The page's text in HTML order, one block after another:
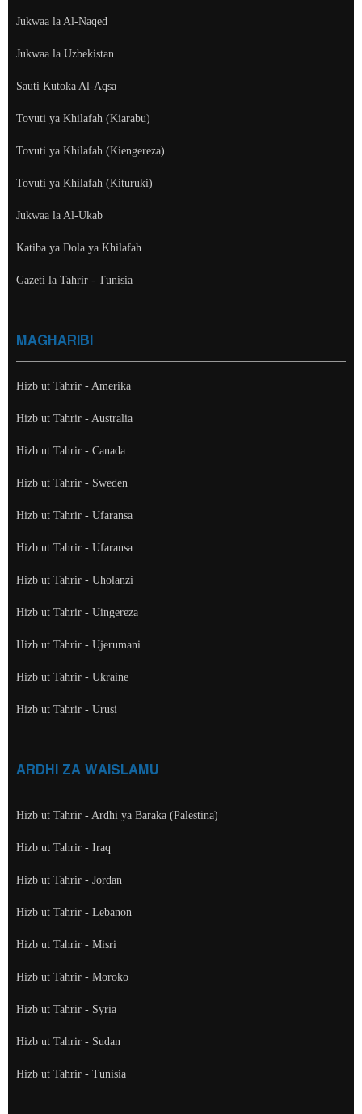
Jukwaa la Al-Naqed
Jukwaa la Uzbekistan
Sauti Kutoka Al-Aqsa
Tovuti ya Khilafah (Kiarabu)
Tovuti ya Khilafah (Kiengereza)
Tovuti ya Khilafah (Kituruki)
Jukwaa la Al-Ukab
Katiba ya Dola ya Khilafah
Gazeti la Tahrir - Tunisia
MAGHARIBI
Hizb ut Tahrir - Amerika
Hizb ut Tahrir - Australia
Hizb ut Tahrir - Canada
Hizb ut Tahrir - Sweden
Hizb ut Tahrir - Ufaransa
Hizb ut Tahrir - Ufaransa
Hizb ut Tahrir - Uholanzi
Hizb ut Tahrir - Uingereza
Hizb ut Tahrir - Ujerumani
Hizb ut Tahrir - Ukraine
Hizb ut Tahrir - Urusi
ARDHI ZA WAISLAMU
Hizb ut Tahrir - Ardhi ya Baraka (Palestina)
Hizb ut Tahrir - Iraq
Hizb ut Tahrir - Jordan
Hizb ut Tahrir - Lebanon
Hizb ut Tahrir - Misri
Hizb ut Tahrir - Moroko
Hizb ut Tahrir - Syria
Hizb ut Tahrir - Sudan
Hizb ut Tahrir - Tunisia